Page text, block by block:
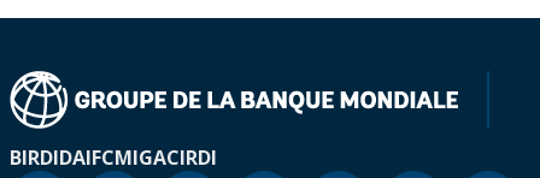
BIRDIDAIFCMIGACIRDI